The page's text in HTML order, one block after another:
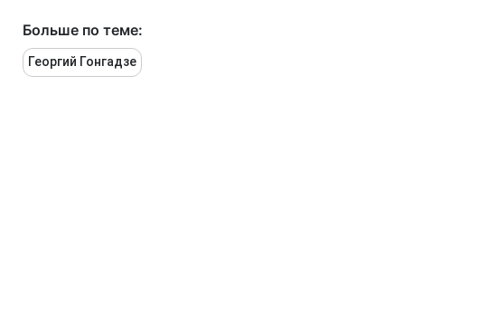
Больше по теме:
Георгий Гонгадзе